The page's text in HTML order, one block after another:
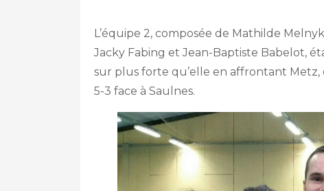
L’équipe 2, composée de Mathilde
Jacky Fabing et Jean-Baptiste Babelot,
sur plus forte qu’elle en affrontant Metz,
5-3 face à Saulnes.